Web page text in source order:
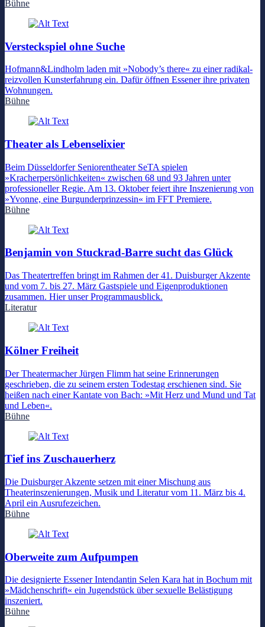
Bühne
Versteckspiel ohne Suche
Hofmann&Lindholm laden mit »Nobody’s there« zu einer radikal-
reizvollen Kunsterfahrung ein. Dafür öffnen Essener ihre privaten
Wohnungen.
Bühne
Theater als Lebenselixier
Beim Düsseldorfer Seniorentheater SeTA spielen
»Kracherpersönlichkeiten« zwischen 68 und 93 Jahren unter
professioneller Regie. Am 13. Oktober feiert ihre Inszenierung von
»Yvonne, eine Burgunderprinzessin« im FFT Premiere.
Bühne
Benjamin von Stuckrad-Barre sucht das Glück
Das Theatertreffen bringt im Rahmen der 41. Duisburger Akzente
und vom 7. bis 27. März Gastspiele und Eigenproduktionen
zusammen. Hier unser Programmausblick.
Literatur
Kölner Freiheit
Der Theatermacher Jürgen Flimm hat seine Erinnerungen
geschrieben, die zu seinem ersten Todestag erschienen sind. Sie
heißen nach einer Kantate von Bach: »Mit Herz und Mund und Tat
und Leben«.
Bühne
Tief ins Zuschauerherz
Die Duisburger Akzente setzen mit einer Mischung aus
Theaterinszenierungen, Musik und Literatur vom 11. März bis 4.
April ein Ausrufezeichen.
Bühne
Oberweite zum Aufpumpen
Die designierte Essener Intendantin Selen Kara hat in Bochum mit
»Mädchenschrift« ein Jugendstück über sexuelle Belästigung
inszeniert.
Bühne